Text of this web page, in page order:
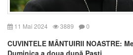
11 Mai 2024 3889 0
CUVINTELE MÂNTUIRII NOASTRE:
Duminica a doua după Paști